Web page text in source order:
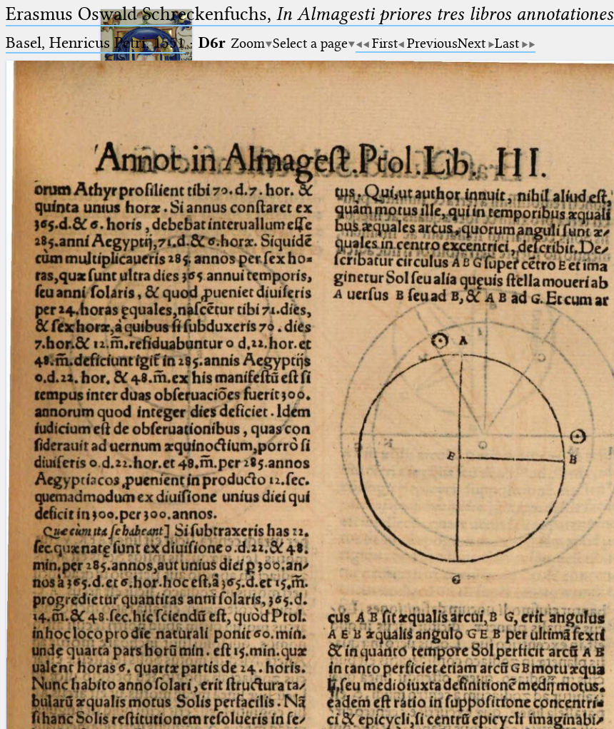
Ptolemaeus
Arabus et Latinus
(the underscore) is the placeholder
for exactly one character.
(the percent sign) is the
placeholder for no, one or more
than one character.
%% (two percent signs) is the
placeholder for no, one or more
than one character, but not for
blank space (so that a search ends
at word boundaries).
🔎︎
Start
Project
Team
News
Jobs
Publications
Conference
Arabic Works
Arabic Manuscripts
Latin Works
Latin Manuscripts
Latin Early Prints
Images
Texts
betaGlossary
Resources
Licenses·FAQ·Contact·
Impressum·Privacy· 2013
Print 🖨
Erasmus Oswald Schreckenfuchs, In Almagesti priores tres libros annotationes
Basel, Henricus Petri, 1551· D6r Zoom Select a page First PreviousNext Last